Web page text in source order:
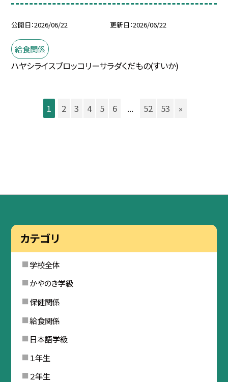
公開日 2026/06/22 更新日 2026/06/22
給食関係
ハヤシライスブロッコリーサラダくだもの(すいか)
1 2 3 4 5 6 ... 52 53 »
カテゴリ
学校全体
かやのき学級
保健関係
給食関係
日本語学級
１年生
２年生